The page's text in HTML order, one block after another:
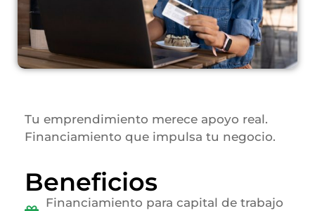
Tu emprendimiento merece apoyo real.
Financiamiento que impulsa tu negocio.
Beneficios
Financiamiento para capital de trabajo